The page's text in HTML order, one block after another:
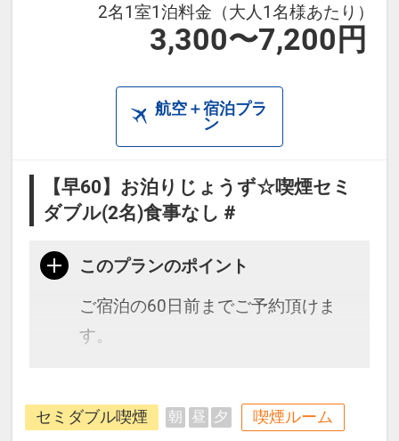
2名1室1泊料金（大人1名様あたり）
3,300〜7,200円
航空＋宿泊プラ
ン
【早60】お泊りじょうず☆喫煙セミ
ダブル(2名)食事なし＃
このプランのポイント
ご宿泊の60日前までご予約頂けま
す。
県庁前駅から徒歩で約12分。
セミダブル喫煙 朝 昼 夕 喫煙ルーム